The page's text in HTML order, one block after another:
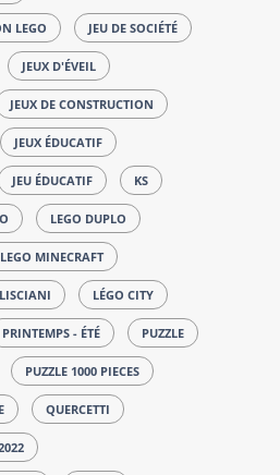
LEGO JEU DE SOCIÉTÉ
JEUX D'ÉVEIL
JEUX DE CONSTRUCTION
JEUX ÉDUCATIF
JEU ÉDUCATIF KS
LEGO DUPLO
LEGO MINECRAFT
LISCIANI LÉGO CITY
PRINTEMPS - ÉTÉ PUZZLE
PUZZLE 1000 PIECES
QUERCETTI